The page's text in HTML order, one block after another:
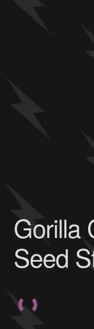
Gorilla
Seed